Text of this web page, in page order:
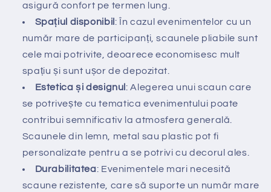
asigură confort pe termen lung.
Spațiul disponibil : În cazul evenimentelor cu un
număr mare de participanți, scaunele pliabile sunt
cele mai potrivite, deoarece economisesc mult
spațiu și sunt ușor de depozitat.
Estetica și designul: Alegerea unui scaun care
se potrivește cu tematica evenimentului poate
contribui semnificativ la atmosfera generală.
Scaunele din lemn, metal sau plastic pot fi
personalizate pentru a se potrivi cu decorul ales.
Durabilitatea: Evenimentele mari necesită
scaune rezistente, care să suporte un număr mare